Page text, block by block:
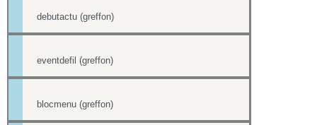
debutactu (greffon)
eventdefil (greffon)
blocmenu (greffon)